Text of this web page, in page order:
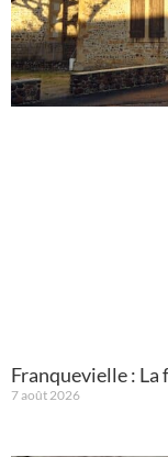
Franquevielle : La
7 août 2026